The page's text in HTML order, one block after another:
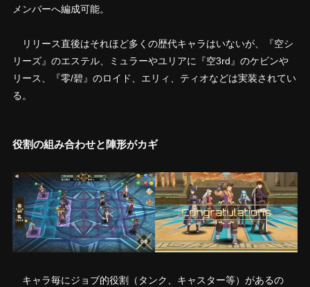
メンバーへ編成可能。
リリース直後はそれほど多くの歴代キャラはいないが、『空シ
リーズ』のエステル、ミュラーやユリアに『空3rd』のケビンや
リース、『零/碧』のロイド、エリィ、ティオなどは実装されてい
る。
役割の組み合わせと陣形がカギ
キャラ毎にジョブ的役割（タンク、キャスター等）があるの